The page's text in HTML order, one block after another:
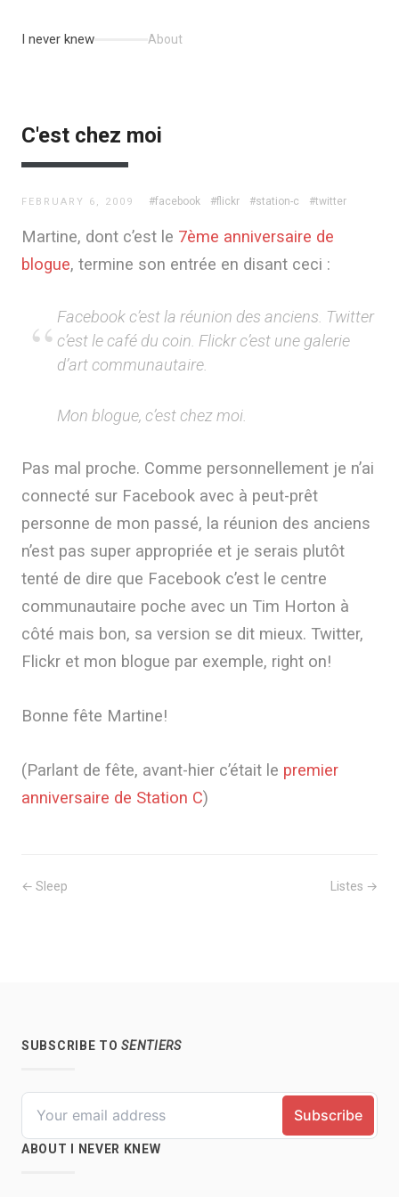
I never knew About
C'est chez moi
FEBRUARY 6, 2009 #facebook #flickr #station-c #twitter
Martine, dont c’est le 7ème anniversaire de
blogue, termine son entrée en disant ceci :
Facebook c’est la réunion des anciens. Twitter
c’est le café du coin. Flickr c’est une galerie
d’art communautaire.
Mon blogue, c’est chez moi.
Pas mal proche. Comme personnellement je n’ai
connecté sur Facebook avec à peut-prêt
personne de mon passé, la réunion des anciens
n’est pas super appropriée et je serais plutôt
tenté de dire que Facebook c’est le centre
communautaire poche avec un Tim Horton à
côté mais bon, sa version se dit mieux. Twitter,
Flickr et mon blogue par exemple, right on!
Bonne fête Martine!
(Parlant de fête, avant-hier c’était le premier
anniversaire de Station C)
← Sleep Listes →
SUBSCRIBE TOSENTIERS
ABOUT I NEVER KNEW